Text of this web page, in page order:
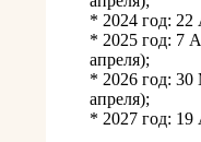
* 2024 год:
* 2025 год: 7
апреля);
* 2026 год:
апреля);
* 2027 год: